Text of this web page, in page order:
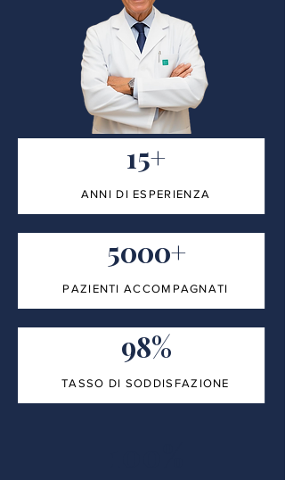
15+
ANNI DI ESPERIENZA
5000+
PAZIENTI ACCOMPAGNATI
98%
TASSO DI SODDISFAZIONE